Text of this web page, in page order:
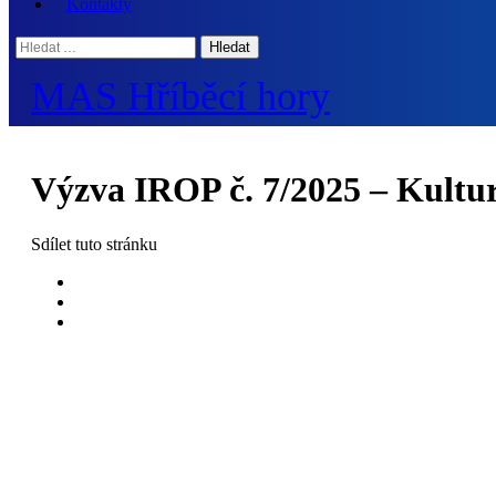
Hledat:
MAS Hříběcí hory
Výzva IROP č. 7/2025 –
Sdílet tuto stránku